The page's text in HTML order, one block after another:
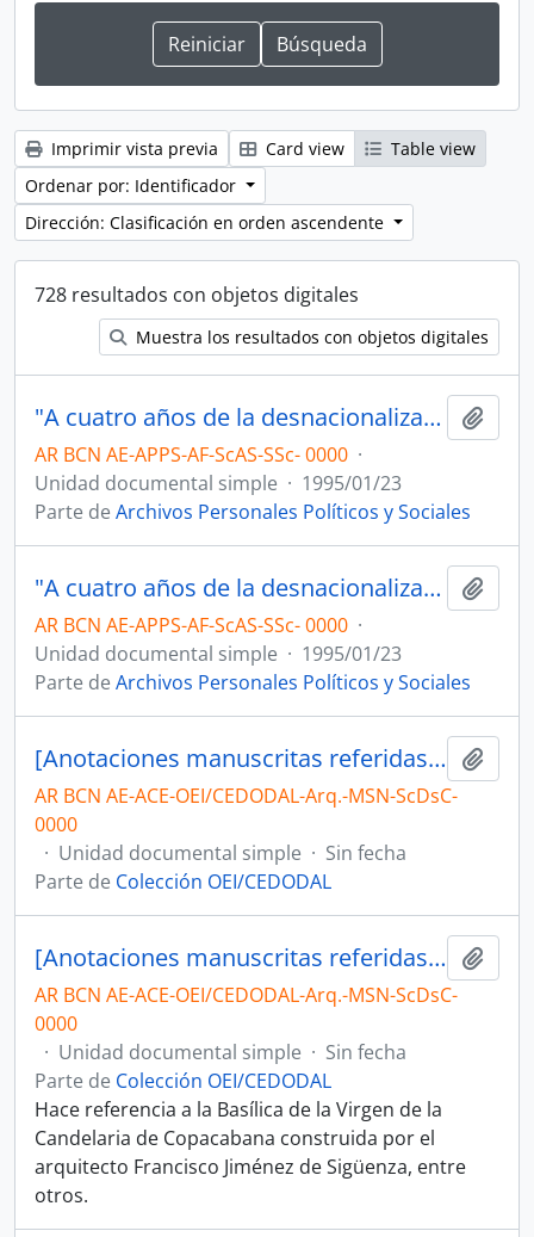
Imprimir vista previa Card view
Table view
Ordenar por: Identificador
Dirección: Clasificación en orden ascendente
728 resultados con objetos digitales
Muestra los resultados con objetos digitales
"A cuatro años de la desnacionalización: El gremialismo telefónico frente a la privatización y la reconversión tecnológica"1995/01/23
AR BCN AE-APPS-AF-ScAS-SSc- 0000 ·
Unidad documental simple · 1995/01/23
Parte de Archivos Personales Políticos y Sociales
"A cuatro años de la desnacionalización: El gremialismo telefónico frente a la privatización y la reconversión tecnológica"1995/01/23
AR BCN AE-APPS-AF-ScAS-SSc- 0000 ·
Unidad documental simple · 1995/01/23
Parte de Archivos Personales Políticos y Sociales
[Anotaciones manuscritas referidas al arte]
AR BCN AE-ACE-OEI/CEDODAL-Arq.-MSN-ScDsC-
0000
· Unidad documental simple · Sin fecha
Parte de Colección OEI/CEDODAL
[Anotaciones manuscritas referidas a la ciudad de Copacabana, Bolivia]
AR BCN AE-ACE-OEI/CEDODAL-Arq.-MSN-ScDsC-
0000
· Unidad documental simple · Sin fecha
Parte de Colección OEI/CEDODAL
Hace referencia a la Basílica de la Virgen de la
Candelaria de Copacabana construida por el
arquitecto Francisco Jiménez de Sigüenza, entre
otros.